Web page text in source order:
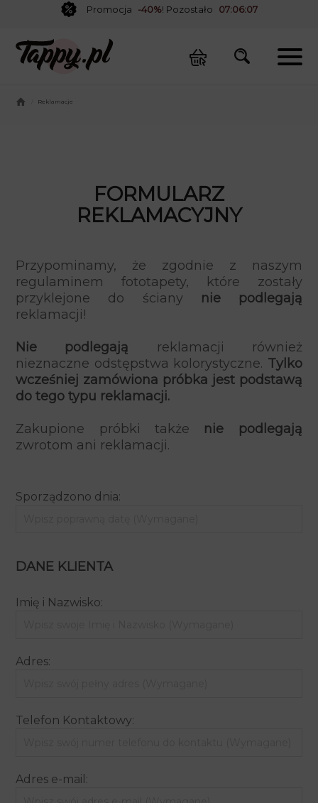
Promocja -40%! Pozostało 07:06:07
Reklamacje
FORMULARZ
REKLAMACYJNY
Przypominamy, że zgodnie z naszym
regulaminem fototapety, które zostały
przyklejone do ściany
nie podlegają
reklamacji!
Nie podlegają reklamacji również
nieznaczne odstępstwa kolorystyczne. Tylko
wcześniej zamówiona próbka jest podstawą
do tego typu reklamacji.
Zakupione próbki także nie podlegają
zwrotom ani reklamacji.
Sporządzono dnia:
DANE KLIENTA
Imię i Nazwisko:
Adres:
Telefon Kontaktowy:
Adres e-mail: